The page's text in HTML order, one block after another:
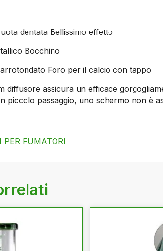
dentata Bellissimo effetto
Bocchino
Foro per il calcio con tappo
diffusore assicura un efficace
piccolo passaggio, uno schermo non è
PER FUMATORI